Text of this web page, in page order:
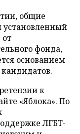
общие
установленный
фонда,
основанием
к
«Яблока». По
ЛГБТ-